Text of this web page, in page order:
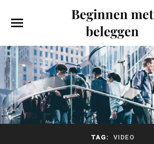
Beginnen met
beleggen
TAG: VIDEO